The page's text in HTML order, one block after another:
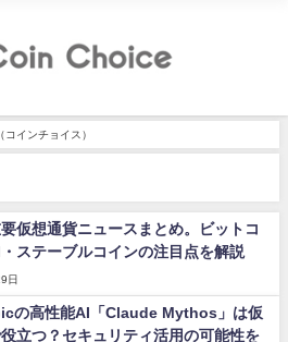
インチョイス）
仮想通貨ニュースまとめ。ビットコ
ステーブルコインの注目点を解説
日
の高性能AI「Claude Mythos」は仮
立つ？セキュリティ活用の可能性を